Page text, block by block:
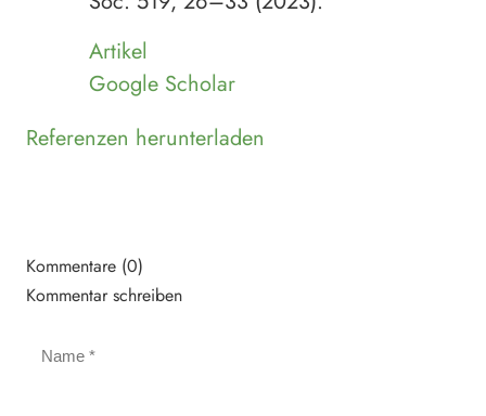
Artikel
Google Scholar
Referenzen herunterladen
Kommentare (0)
Kommentar schreiben